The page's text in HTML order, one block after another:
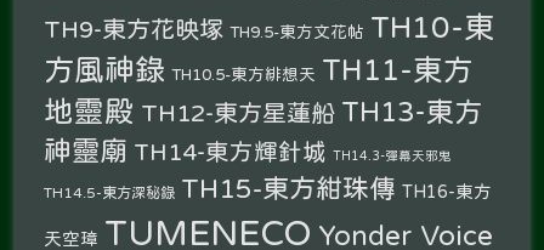
TH9-東方花映塚 TH9.5-東方文花帖 TH10-東
方風神錄 TH10.5-東方緋想天 TH11-東方
地靈殿 TH12-東方星蓮船 TH13-東方
神靈廟 TH14-東方輝針城 TH14.3-彈幕天邪鬼
TH14.5-東方深秘錄 TH15-東方紺珠傳 TH16-東方
天空璋 TUMENECO Yonder Voice